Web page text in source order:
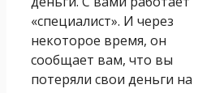
«специалист». И через
некоторое время, он
сообщает вам, что вы
потеряли свои деньги на